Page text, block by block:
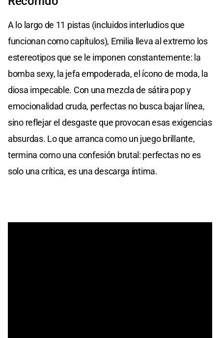
A lo largo de 11 pistas (incluidos interludios que
funcionan como capítulos), Emilia lleva al extremo los
estereotipos que se le imponen constantemente: la
bomba sexy, la jefa empoderada, el ícono de moda, la
diosa impecable. Con una mezcla de sátira pop y
emocionalidad cruda, perfectas no busca bajar línea,
sino reflejar el desgaste que provocan esas exigencias
absurdas. Lo que arranca como un juego brillante,
termina como una confesión brutal: perfectas no es
solo una crítica, es una descarga íntima.